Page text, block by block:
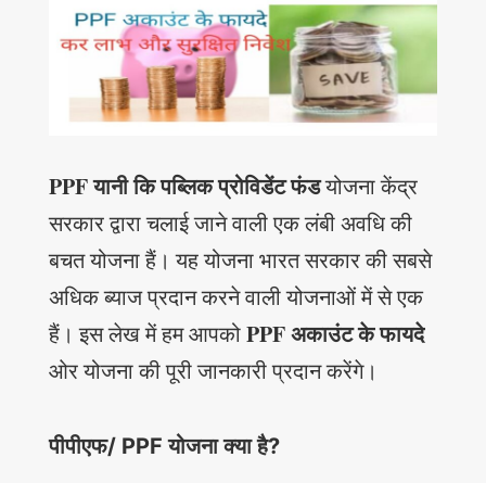
PPF यानी कि पब्लिक प्रोविडेंट फंडयोजना केंद्र
सरकार द्वारा चलाई जाने वाली एक लंबी अवधि की
बचत योजना हैं। यह योजना भारत सरकार की सबसे
अधिक ब्याज प्रदान करने वाली योजनाओं में से एक
हैं। इस लेख में हम आपकोPPF अकाउंट के फायदे
ओर योजना की पूरी जानकारी प्रदान करेंगे।
पीपीएफ/ PPF योजना क्या है?